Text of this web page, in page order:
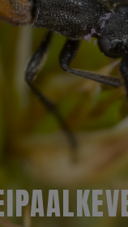
ook wel kersentor of
vanwege de lange
tot een andere
is tussen de 6 en 12
het algemeen roodbruin van
dekschild. De larven zijn